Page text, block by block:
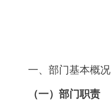
一、部门基本概况
（一）部门职责